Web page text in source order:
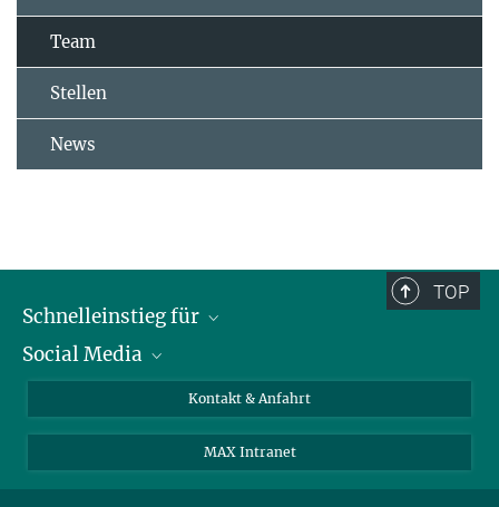
Team
Stellen
News
TOP
Schnelleinstieg für
Journalist*innen
Bewerbende
Social Media
Instagram
LinkedIn
Kontakt & Anfahrt
MAX Intranet